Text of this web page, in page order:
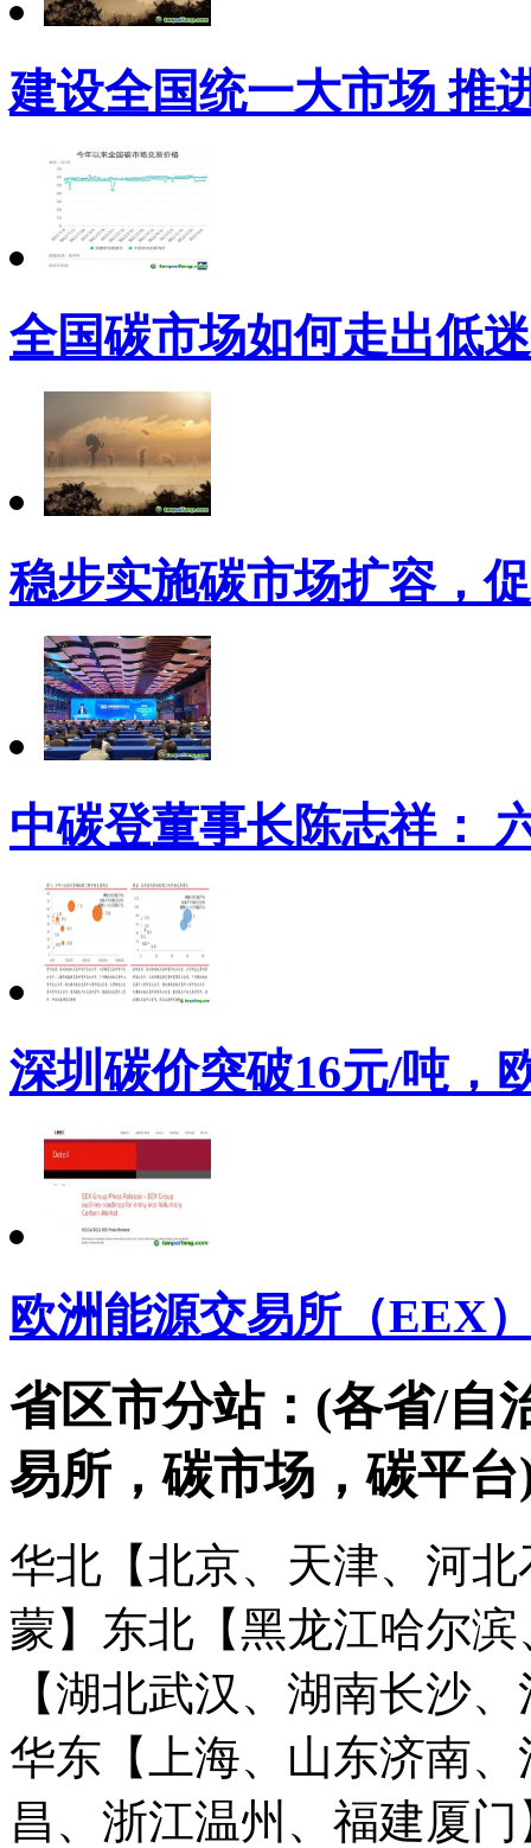
建设全国统一大市场 推
全国碳市场如何走出低
稳步实施碳市场扩容，
中碳登董事长陈志祥：
深圳碳价突破16元/吨，
欧洲能源交易所（EEX
省区市分站：(各省/自
易所，碳市场，碳平台
华北【北京、天津、河
蒙】 东北【黑龙江哈尔
【湖北武汉、湖南长沙
华东【上海、山东济南
昌、浙江温州、福建厦门